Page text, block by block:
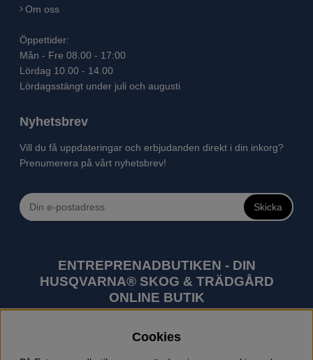
Om oss
Öppettider:
Mån - Fre 08.00 - 17:00
Lördag 10.00 - 14.00
Lördagsstängt under juli och augusti
Nyhetsbrev
Vill du få uppdateringar och erbjudanden direkt i din inkorg?
Prenumerera på vårt nyhetsbrev!
Skicka
ENTREPRENADBUTIKEN - DIN
HUSQVARNA® SKOG & TRÄDGÅRD
ONLINE BUTIK
utomhusprodukter som skogsmaskiner och
trädgårdsmaskiner. I sortimentet finns bl.a. robotgräsklippare,
Cookies